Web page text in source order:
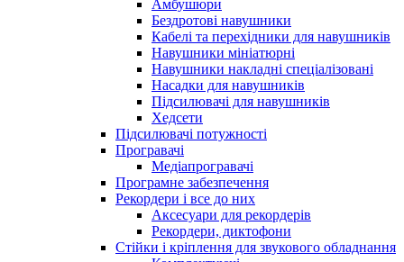
Амбушюри
Бездротові навушники
Кабелі та перехідники для навушників
Навушники мініатюрні
Навушники накладні спеціалізовані
Насадки для навушників
Підсилювачі для навушників
Хедсети
Підсилювачі потужності
Програвачі
Медіапрогравачі
Програмне забезпечення
Рекордери і все до них
Аксесуари для рекордерів
Рекордери, диктофони
Стійки і кріплення для звукового обладнання